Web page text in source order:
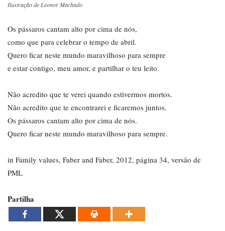
Ilustração de Leonor Machado
Os pássaros cantam alto por cima de nós,
como que para celebrar o tempo de abril.
Quero ficar neste mundo maravilhoso para sempre
e estar contigo, meu amor, e partilhar o teu leito.
Não acredito que te verei quando estivermos mortos.
Não acredito que te encontrarei e ficaremos juntos.
Os pássaros cantam alto por cima de nós.
Quero ficar neste mundo maravilhoso para sempre.
in Family values, Faber and Faber, 2012, página 34, versão de
PML
Partilha